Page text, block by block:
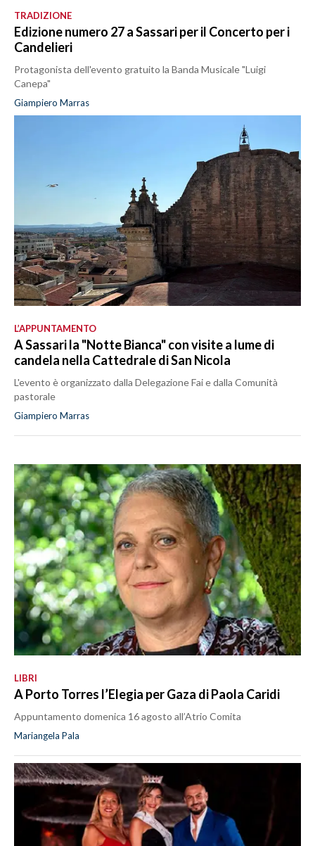
TRADIZIONE
Edizione numero 27 a Sassari per il Concerto per i
Candelieri
Protagonista dell'evento gratuito la Banda Musicale "Luigi
Canepa"
Giampiero Marras
L’APPUNTAMENTO
A Sassari la "Notte Bianca" con visite a lume di
candela nella Cattedrale di San Nicola
L'evento è organizzato dalla Delegazione Fai e dalla Comunità
pastorale
Giampiero Marras
LIBRI
A Porto Torres l’Elegia per Gaza di Paola Caridi
Appuntamento domenica 16 agosto all’Atrio Comita
Mariangela Pala